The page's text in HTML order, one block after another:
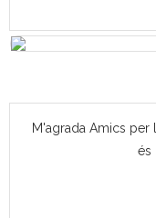
M'agrada Amics per
és